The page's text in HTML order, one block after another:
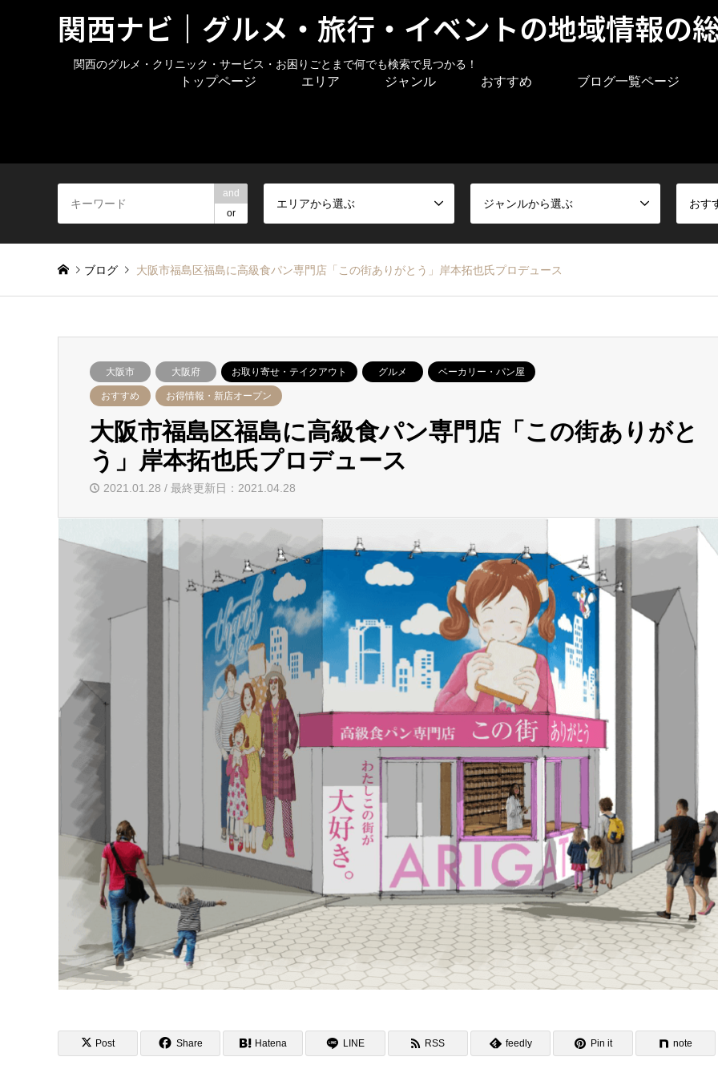
関西ナビ｜グルメ・旅行・イベントの地域情報の
関西のグルメ・クリニック・サービス・お困りごとまで何でも検索で見つかる！
トップページ エリア ジャンル おすすめ ブログ一覧ページ
and
or
エリアから選ぶ ジャンルから選ぶ おす
ブログ 大阪市福島区福島に高級食パン専門店「この街ありがとう」岸本拓也氏プロデュース
大阪市 大阪府 お取り寄せ・テイクアウト グルメ ベーカリー・パン屋
おすすめ お得情報・新店オープン
大阪市福島区福島に高級食パン専門店「この街ありがと
う」岸本拓也氏プロデュース
2021.01.28 / 最終更新日：2021.04.28
Post Share Hatena LINE RSS feedly Pin it note